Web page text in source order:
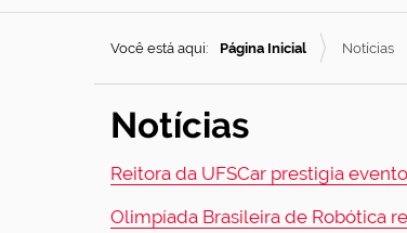
Você está aqui: Página Inicial Notícias
Notícias
Reitora da UFSCar prestigia
Olimpíada Brasileira de Robótica